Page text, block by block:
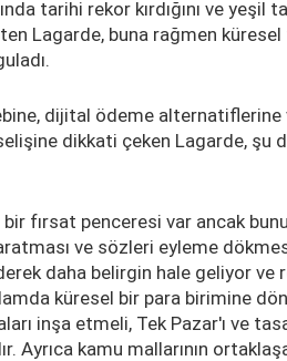
tarihi rekor kırdığını ve yeşil
Lagarde, buna rağmen
dijital ödeme
dikkati çeken Lagarde, şu
fırsat penceresi var ancak
ve sözleri eyleme
daha belirgin hale geliyor ve
küresel bir para birimine
inşa etmeli, Tek Pazar'ı ve
Ayrıca kamu mallarının